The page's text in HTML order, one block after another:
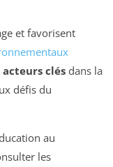
et favorisent
acteurs clés dans la
défis du
au
les